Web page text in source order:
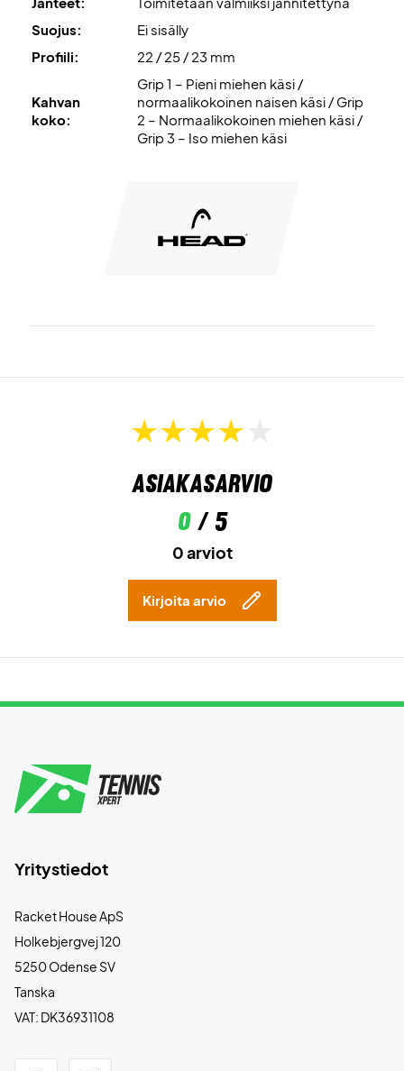
Suojus:
Ei sisälly
Profiili:
22 / 25 / 23 mm
Kahvan
koko:
Grip 1 – Pieni miehen käsi /
normaalikokoinen naisen käsi / Grip
2 – Normaalikokoinen miehen käsi /
Grip 3 – Iso miehen käsi
Asiakasarvio
0/ 5
0 arviot
Kirjoita arvio
Yritystiedot
Racket House ApS
Holkebjergvej 120
5250 Odense SV
Tanska
VAT: DK36931108